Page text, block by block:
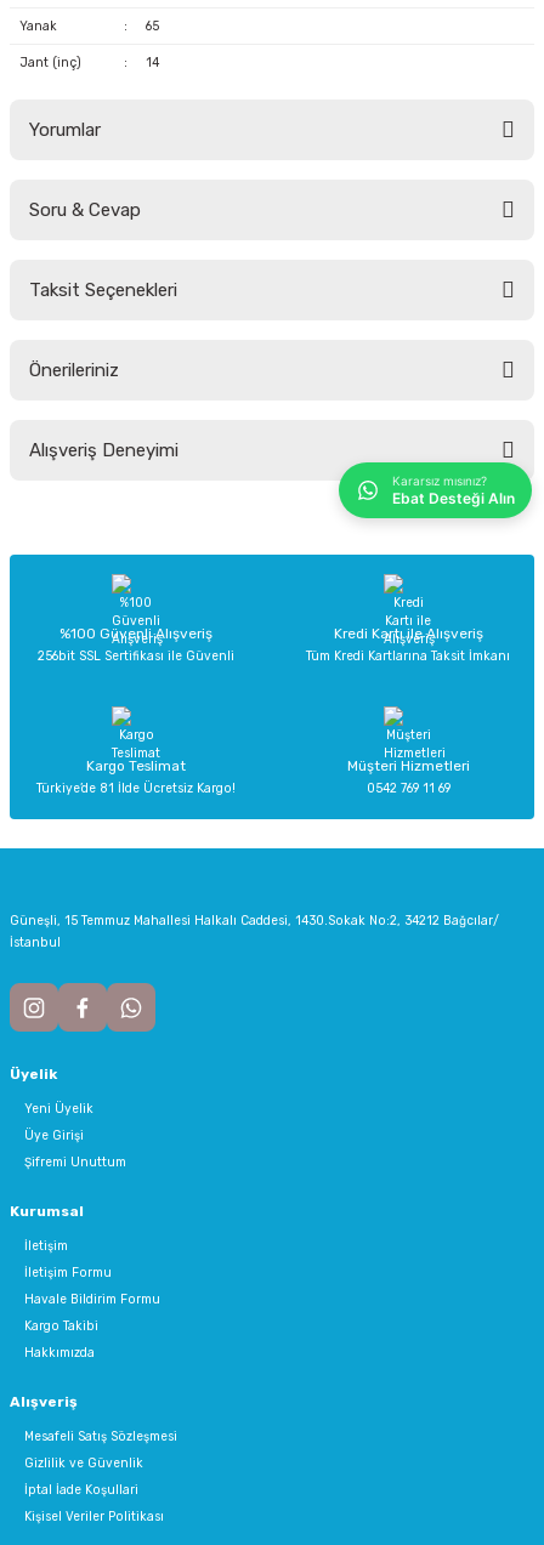
Yanak : 65
Jant (inç) : 14
Yorumlar
Soru & Cevap
Taksit Seçenekleri
Önerileriniz
yetersiz gördüğünüz noktaları öneri formunu kullanarak tarafımıza
Ürün açıklamasında eksik bilgiler bulunuyor.
Ürün bilgilerinde hatalar bulunuyor.
Ürün fiyatı diğer sitelerden daha pahalı.
Alışveriş Deneyimi
Sitemize ilk yorumu siz yapın!
%100 Güvenli Alışveriş
256bit SSL Sertifikası ile Güvenli
Kredi Kartı ile Alışveriş
Tüm Kredi Kartlarına Taksit İmkanı
Kargo Teslimat
Türkiye’de 81 İlde Ücretsiz Kargo!
Müşteri Hizmetleri
0542 769 11 69
Güneşli, 15 Temmuz Mahallesi Halkalı Caddesi, 1430.Sokak No:2, 34212 Bağcılar/
İstanbul
Üyelik
Yeni Üyelik
Üye Girişi
Şifremi Unuttum
Kurumsal
İletişim
İletişim Formu
Havale Bildirim Formu
Kargo Takibi
Hakkımızda
Alışveriş
Mesafeli Satış Sözleşmesi
Gizlilik ve Güvenlik
İptal İade Koşullari
Kişisel Veriler Politikası
Kararsız mısınız?
Ebat Desteği Alın